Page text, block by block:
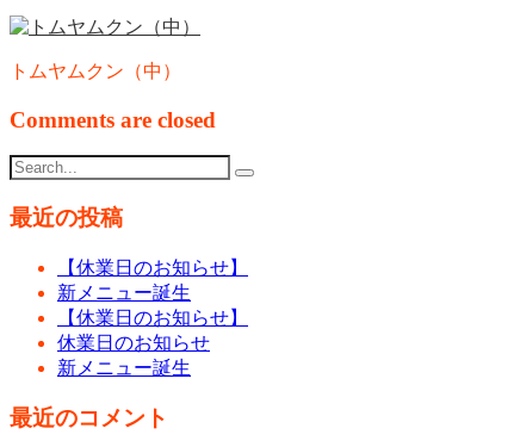
トムヤムクン（中）
Comments are closed
最近の投稿
【休業日のお知らせ】
新メニュー誕生
【休業日のお知らせ】
休業日のお知らせ
新メニュー誕生
最近のコメント